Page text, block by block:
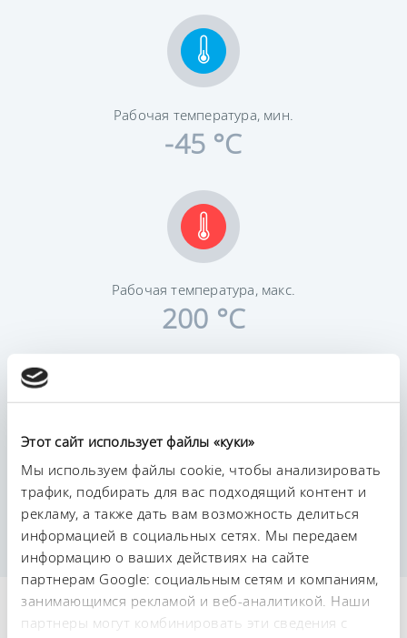
Этот сайт использует файлы «куки»
Мы используем файлы cookie, чтобы анализировать
трафик, подбирать для вас подходящий контент и
рекламу, а также дать вам возможность делиться
информацией в социальных сетях. Мы передаем
информацию о ваших действиях на сайте
партнерам Google: социальным сетям и компаниям,
занимающимся рекламой и веб-аналитикой. Наши
партнеры могут комбинировать эти сведения с
Рабочая температура, мин.
-45 °C
Рабочая температура, макс.
200 °C
Постоянство температурного режима
0,02 ± K
Технические